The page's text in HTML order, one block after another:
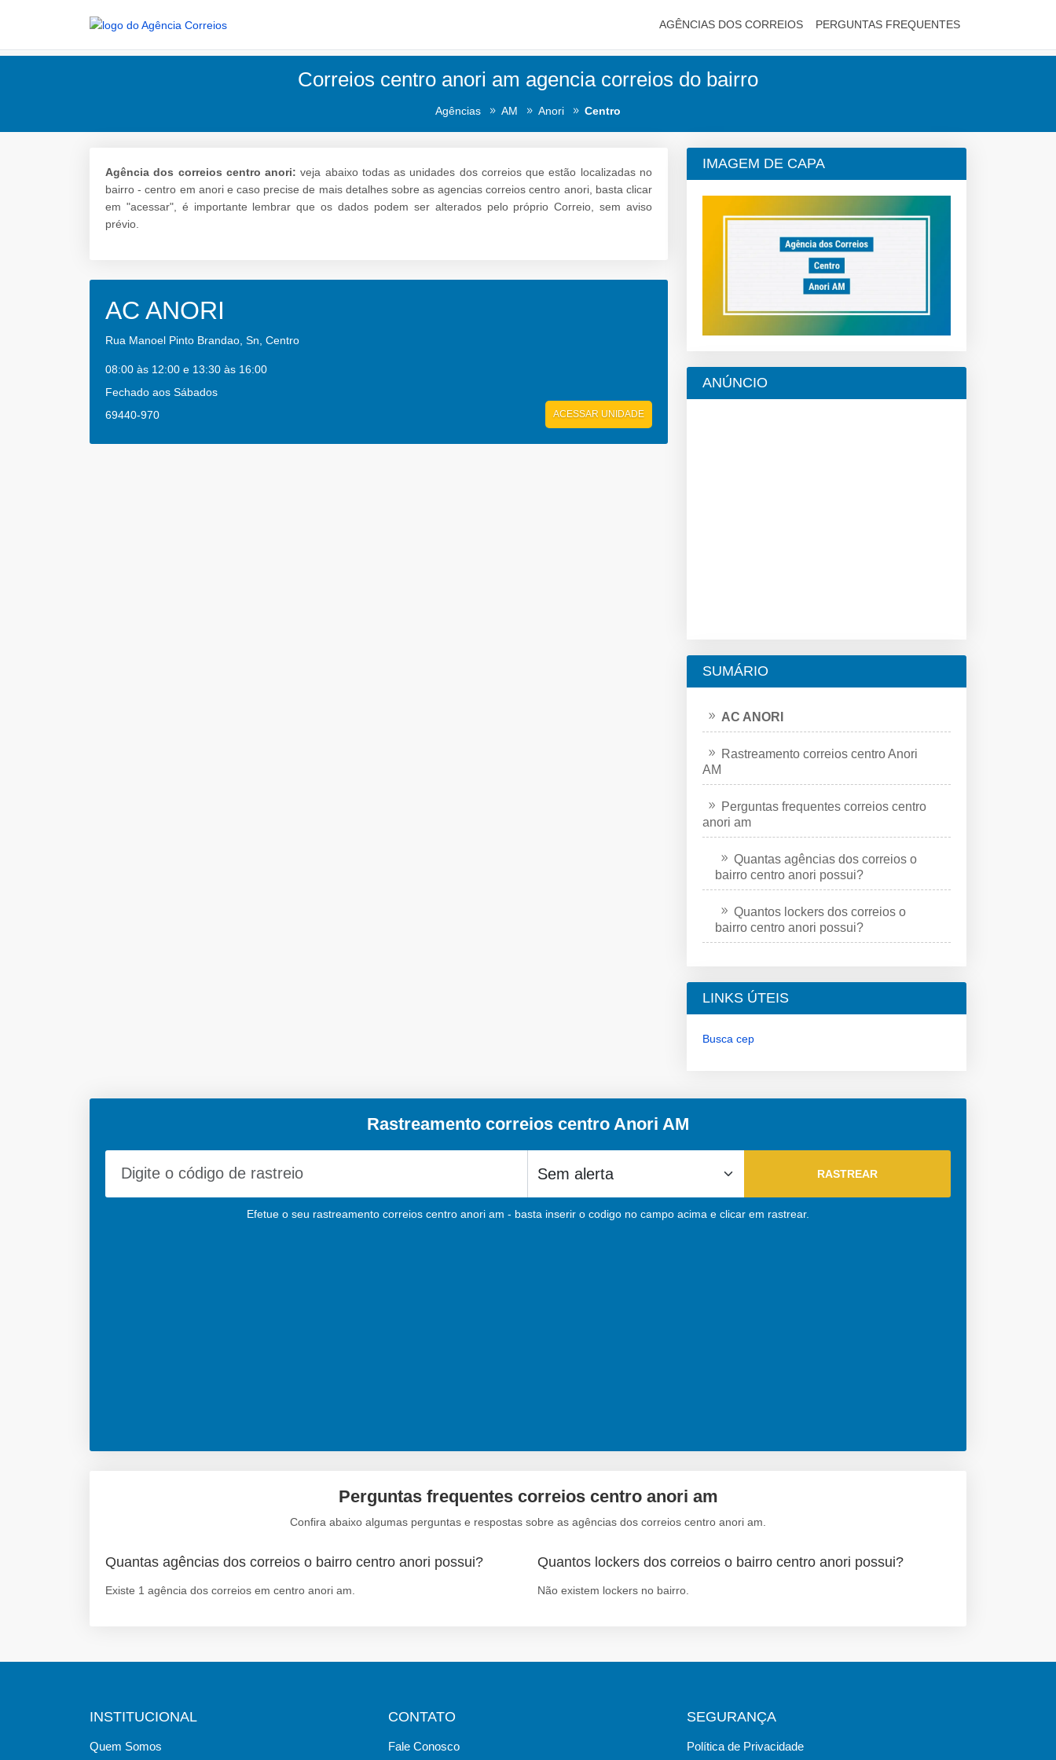
AGÊNCIAS DOS CORREIOS PERGUNTAS FREQUENTES
Correios centro anori am agencia correios do bairro
Agências AM Anori Centro
Agência dos correios centro anori: veja abaixo todas as unidades dos correios que estão localizadas no
bairro - centro em anori e caso precise de mais detalhes sobre as agencias correios centro anori, basta clicar
em "acessar", é importante lembrar que os dados podem ser alterados pelo próprio Correio, sem aviso
prévio.
AC ANORI
Rua Manoel Pinto Brandao, Sn, Centro
08:00 às 12:00 e 13:30 às 16:00
Fechado aos Sábados
69440-970
ACESSAR UNIDADE
IMAGEM DE CAPA
ANÚNCIO
SUMÁRIO
AC ANORI
Rastreamento correios centro Anori
AM
Perguntas frequentes correios centro
anori am
Quantas agências dos correios o
bairro centro anori possui?
Quantos lockers dos correios o
bairro centro anori possui?
LINKS ÚTEIS
Busca cep
Rastreamento correios centro Anori AM
Efetue o seu rastreamento correios centro anori am - basta inserir o codigo no campo acima e clicar em rastrear.
Perguntas frequentes correios centro anori am
Confira abaixo algumas perguntas e respostas sobre as agências dos correios centro anori am.
Quantas agências dos correios o bairro centro anori possui?
Existe 1 agência dos correios em centro anori am.
Quantos lockers dos correios o bairro centro anori possui?
Não existem lockers no bairro.
INSTITUCIONAL
Quem Somos
CONTATO
Fale Conosco
SEGURANÇA
Política de Privacidade